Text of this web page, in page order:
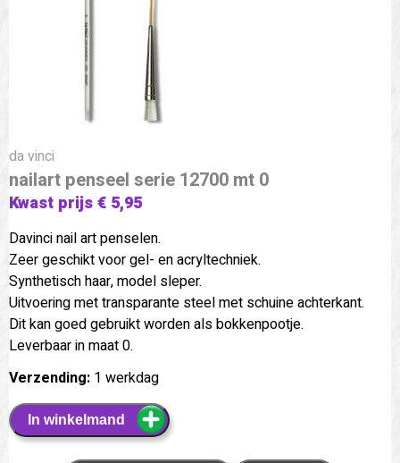
da vinci
nailart penseel serie 12700 mt 0
Kwast prijs € 5,95
Davinci nail art penselen.
Zeer geschikt voor gel- en acryltechniek.
Synthetisch haar, model sleper.
Uitvoering met transparante steel met schuine achterkant.
Dit kan goed gebruikt worden als bokkenpootje.
Leverbaar in maat 0.
Verzending: 1 werkdag
In winkelmand